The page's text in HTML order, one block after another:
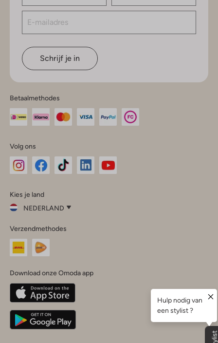
Schrijf je in
Betaalmethodes
Volg ons
InstagramFacebook
Kies je land
NEDERLAND
je
land
Nederland
Belgique(Français)
Deutschland
Verzendmethodes
Download onze Omoda app